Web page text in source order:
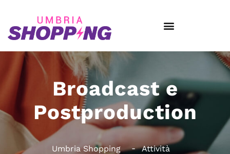
Broadcast e
Postproduction
Umbria Shopping
Attività